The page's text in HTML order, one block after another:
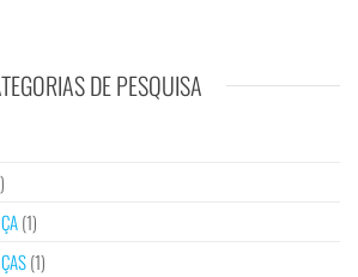
DE PESQUISA
(1)
(1)